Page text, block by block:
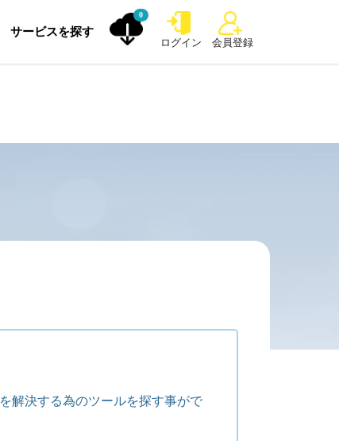
サービスを探す
0
ログイン 会員登録
解決する為のツールを探す事がで